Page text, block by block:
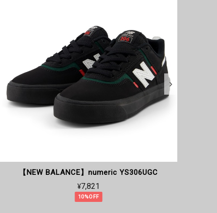
【NEW BALANCE】numeric NM212BSS
¥7,832
20%OFF